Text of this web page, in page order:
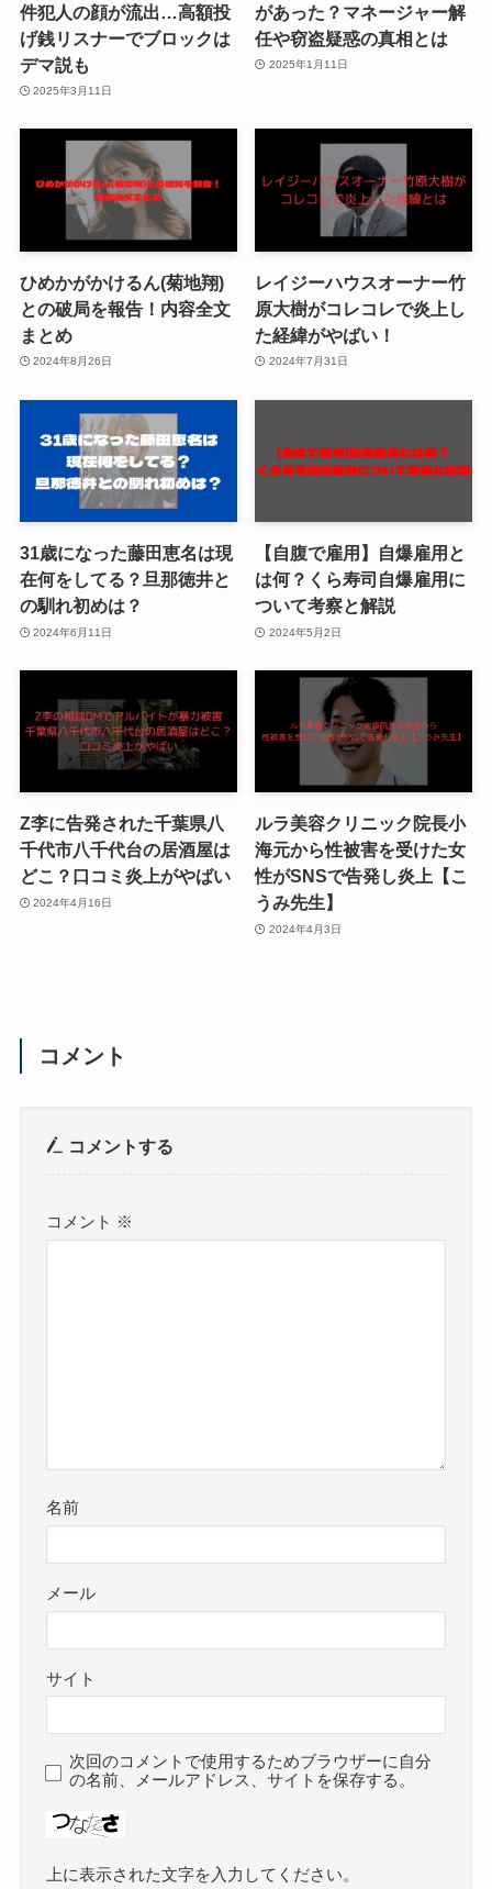
件犯人の顔が流出…高額投
げ銭リスナーでブロックは
デマ説も
2025年3月11日
があった？マネージャー解
任や窃盗疑惑の真相とは
2025年1月11日
ひめかがかけるん(菊地翔)
との破局を報告！内容全文
まとめ
2024年8月26日
レイジーハウスオーナー竹
原大樹がコレコレで炎上し
た経緯がやばい！
2024年7月31日
31歳になった藤田恵名は現
在何をしてる？旦那徳井と
の馴れ初めは？
2024年6月11日
【自腹で雇用】自爆雇用と
は何？くら寿司自爆雇用に
ついて考察と解説
2024年5月2日
Z李に告発された千葉県八
千代市八千代台の居酒屋は
どこ？口コミ炎上がやばい
2024年4月16日
ルラ美容クリニック院長小
海元から性被害を受けた女
性がSNSで告発し炎上【こ
うみ先生】
2024年4月3日
コメント
コメントする
コメント ※
名前
メール
サイト
次回のコメントで使用するためブラウザーに自分
の名前、メールアドレス、サイトを保存する。
上に表示された文字を入力してください。